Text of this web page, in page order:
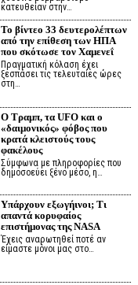
κατευθείαν στην…
Το βίντεο 33 δευτερολέπτων
από την επίθεση των ΗΠΑ
που σκότωσε τον Χαμενεΐ
Πραγματική κόλαση έχει
ξεσπάσει τις τελευταίες ώρες
στη…
Ο Τραμπ, τα UFO και ο
«δαιμονικός» φόβος που
κρατά κλειστούς τους
φακέλους
Σύμφωνα με πληροφορίες που
δημοσοεύει ξένο μέσο, η…
Υπάρχουν εξωγήινοι; Τι
απαντά κορυφαίος
επιστήμονας της NASA
Έχεις αναρωτηθεί ποτέ αν
είμαστε μόνοι μας στο…